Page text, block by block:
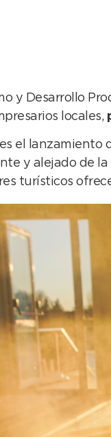
y Desarrollo
locales,
el lanzamiento
y alejado de
turísticos